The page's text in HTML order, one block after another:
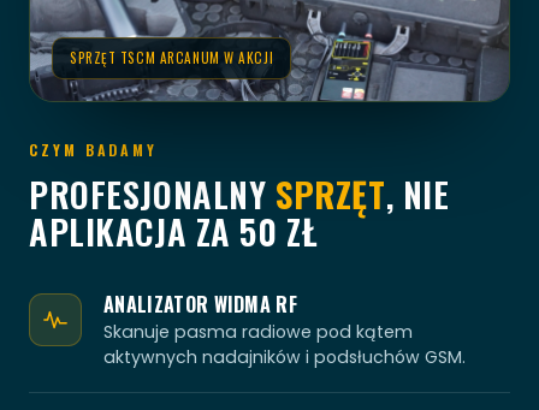
SPRZĘT TSCM ARCANUM W AKCJI
CZYM BADAMY
PROFESJONALNY SPRZĘT, NIE
APLIKACJA ZA 50 ZŁ
ANALIZATOR WIDMA RF
Skanuje pasma radiowe pod kątem
aktywnych nadajników i podsłuchów GSM.